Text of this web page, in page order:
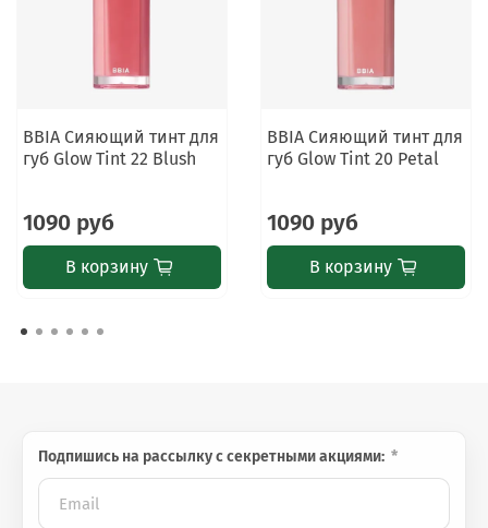
⚠️ Важно знать
появлении раздражения прекратите
использование. Избегайте попадания в глаза. Не
наносите на повреждённую кожу губ.
BBIA Сияющий тинт для
губ Glow Tint 22 Blush
1090 руб
В корзину
BBIA Сияющий тинт для
губ Glow Tint 20 Petal
1090 руб
В корзину
Подпишись на рассылку с секретными акциями: